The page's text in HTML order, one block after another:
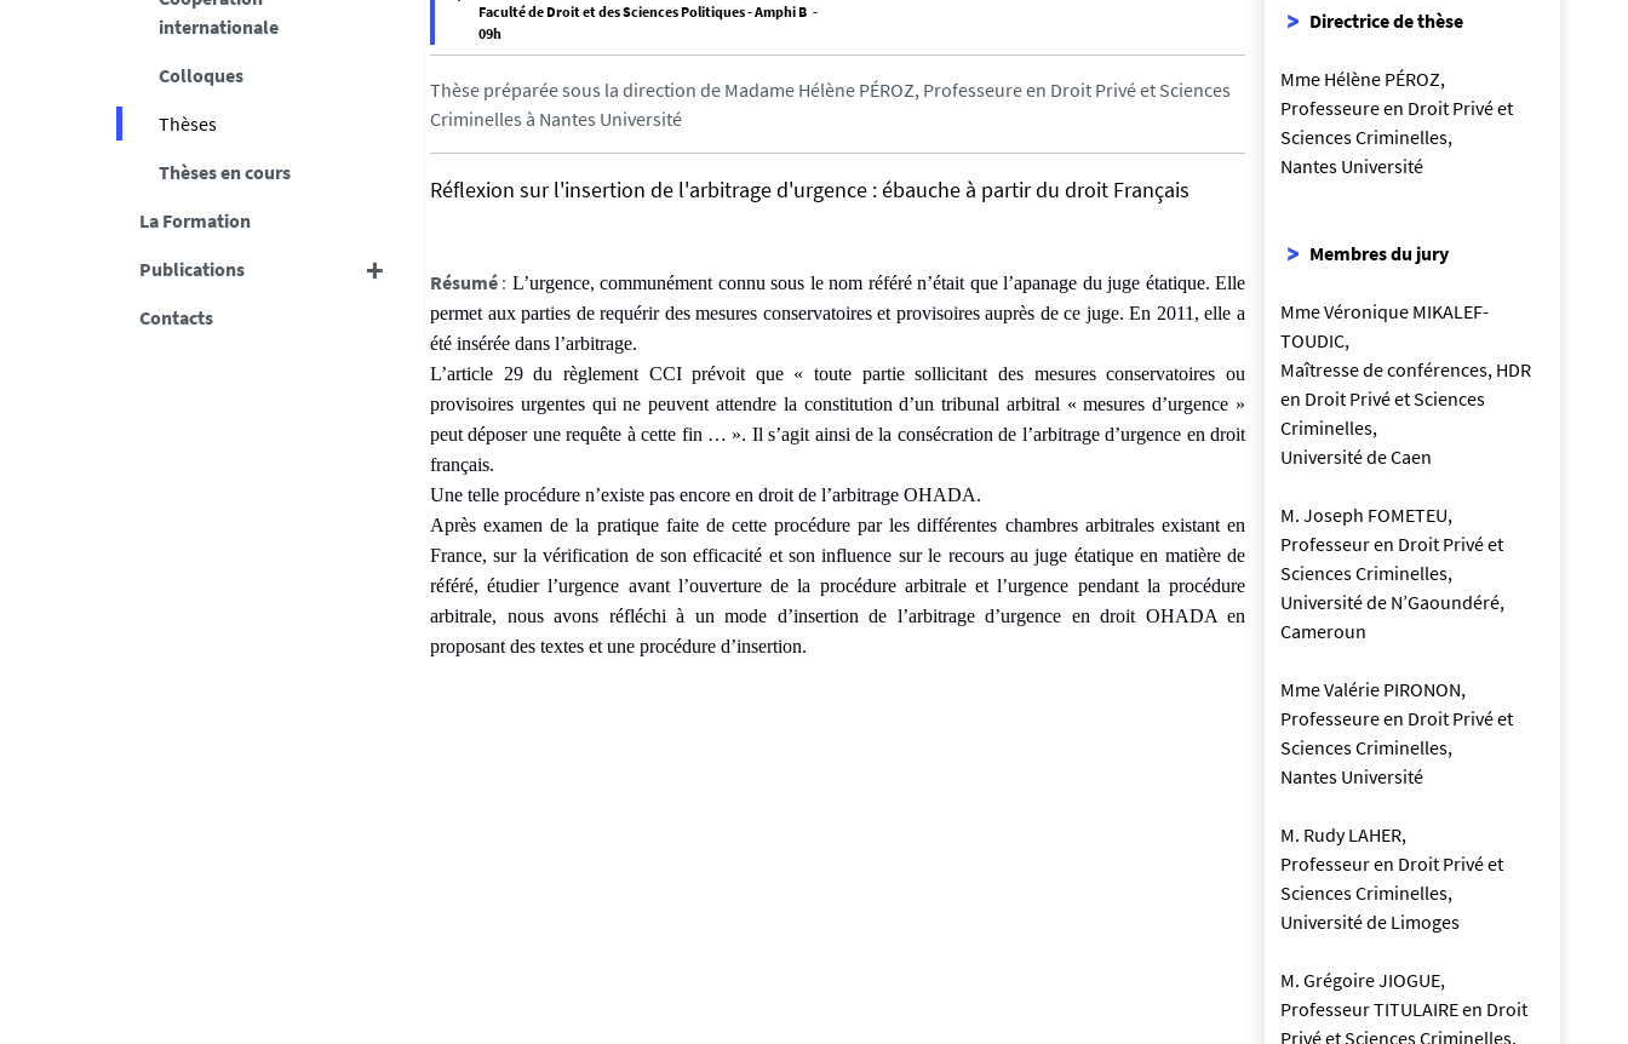
internationale
Colloques
Thèses
Thèses en cours
La Formation
Publications
Contacts
p
/
/
i
p
u
v
-
n
a
n
t
e
s
.
Faculté de Droit et des Sciences Politiques - Amphi B -
09h
f
a
l
e
f
s
e
Thèse préparée sous la direction de Madame Hélène PÉROZ, Professeure en Droit Privé et Sciences
Criminelles à Nantes Université
Réflexion sur l'insertion de l'arbitrage d'urgence : ébauche à partir du droit Français
Résumé : L’urgence, communément connu sous le nom référé n’était que l’apanage du juge étatique. Elle
permet aux parties de requérir des mesures conservatoires et provisoires auprès de ce juge. En 2011, elle a
été insérée dans l’arbitrage.
L’article 29 du règlement CCI prévoit que « toute partie sollicitant des mesures conservatoires ou
provisoires urgentes qui ne peuvent attendre la constitution d’un tribunal arbitral « mesures d’urgence »
peut déposer une requête à cette fin … ». Il s’agit ainsi de la consécration de l’arbitrage d’urgence en droit
français.
Une telle procédure n’existe pas encore en droit de l’arbitrage OHADA.
Après examen de la pratique faite de cette procédure par les différentes chambres arbitrales existant en
France, sur la vérification de son efficacité et son influence sur le recours au juge étatique en matière de
référé, étudier l’urgence avant l’ouverture de la procédure arbitrale et l’urgence pendant la procédure
arbitrale, nous avons réfléchi à un mode d’insertion de l’arbitrage d’urgence en droit OHADA en
proposant des textes et une procédure d’insertion.
Directrice de thèse
Mme Hélène PÉROZ,
Professeure en Droit Privé et
Sciences Criminelles,
Nantes Université
Membres du jury
Mme Véronique MIKALEF-
TOUDIC,
Maîtresse de conférences, HDR
en Droit Privé et Sciences
Criminelles,
Université de Caen
M. Joseph FOMETEU,
Professeur en Droit Privé et
Sciences Criminelles,
Université de N’Gaoundéré,
Cameroun
Mme Valérie PIRONON,
Professeure en Droit Privé et
Sciences Criminelles,
Nantes Université
M. Rudy LAHER,
Professeur en Droit Privé et
Sciences Criminelles,
Université de Limoges
M. Grégoire JIOGUE,
Professeur TITULAIRE en Droit
Privé et Sciences Criminelles,